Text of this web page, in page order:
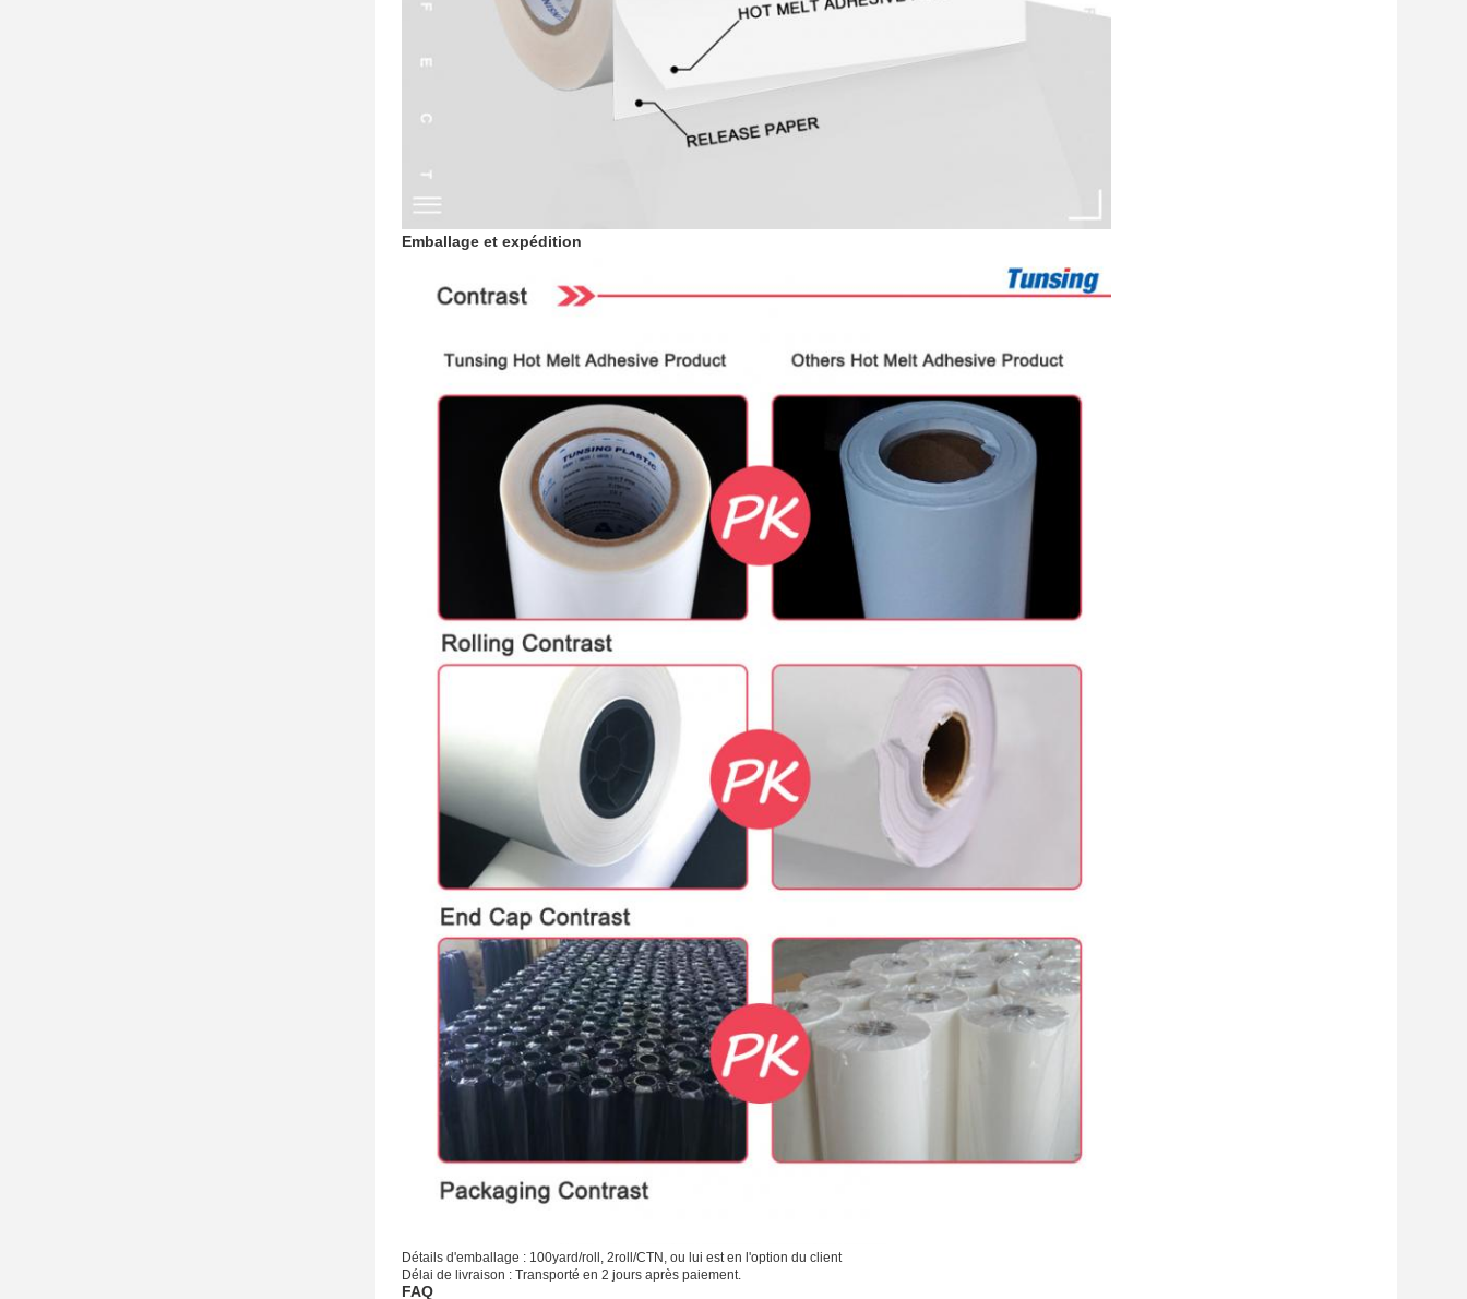
Emballage et expédition
Détails d'emballage : 100yard/roll, 2roll/CTN, ou lui est en l'option du client
Délai de livraison : Transporté en 2 jours après paiement.
FAQ